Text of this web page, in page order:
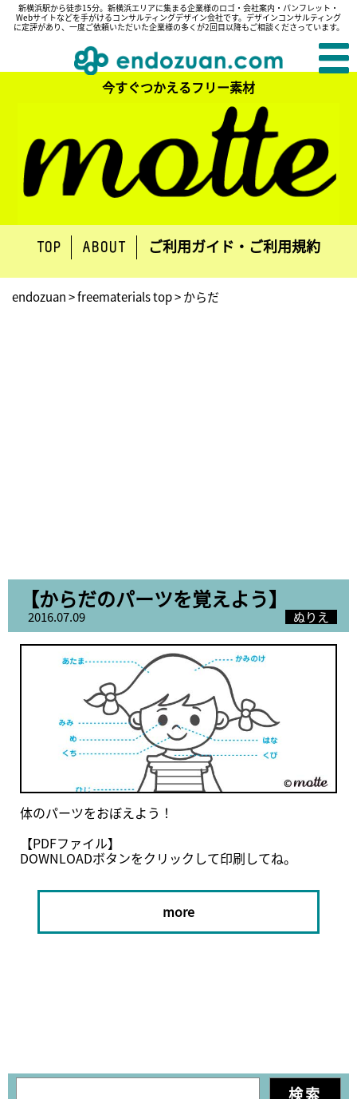
新横浜駅から徒歩15分。新横浜エリアに集まる企業様のロゴ・会社案内・パンフレット・
Webサイトなどを手がけるコンサルティングデザイン会社です。デザインコンサルティング
に定評があり、一度ご依頼いただいた企業様の多くが2回目以降もご相談くださっています。
今すぐつかえるフリー素材
TOP ABOUT ご利用ガイド・ご利用規約
endozuan>freematerials top>からだ
【からだのパーツを覚えよう】
2016.07.09 ぬりえ
体のパーツをおぼえよう！
【PDFファイル】
DOWNLOADボタンをクリックして印刷してね。
more